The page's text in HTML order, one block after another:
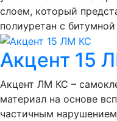
слоем, который
полиуретан с
Акцент 15
Акцент ЛМ КС –
материал на основе
частичным